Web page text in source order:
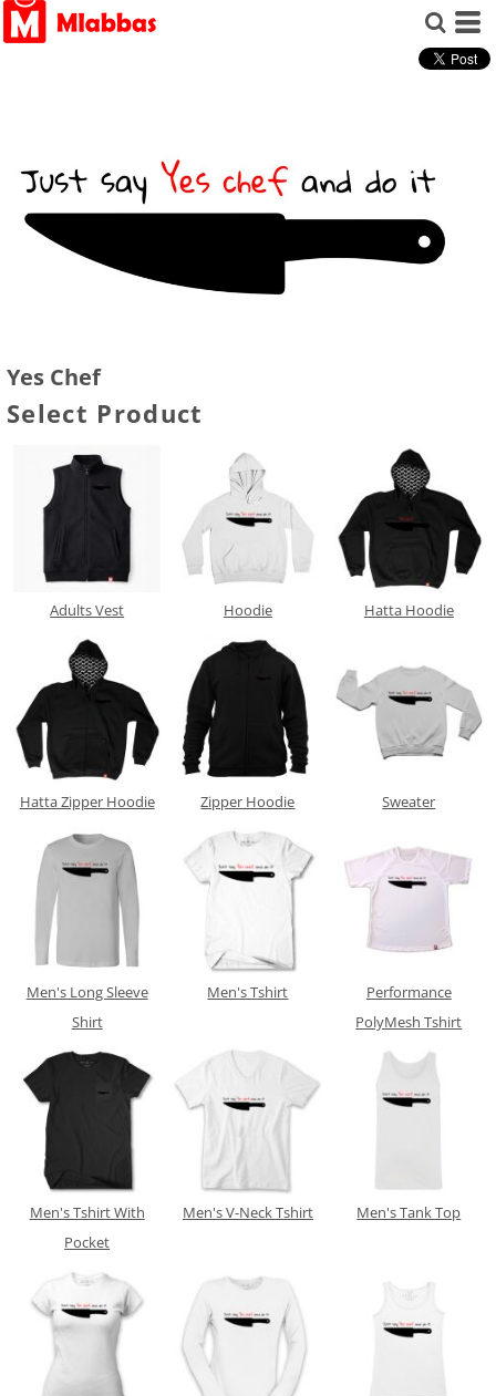
Yes Chef
Select Product
Adults Vest Hoodie Hatta Hoodie
Hatta Zipper Hoodie Zipper Hoodie Sweater
Men's Long Sleeve
Shirt
Men's Tshirt
Performance
PolyMesh Tshirt
Men's Tshirt With
Pocket
Men's V-Neck Tshirt Men's Tank Top